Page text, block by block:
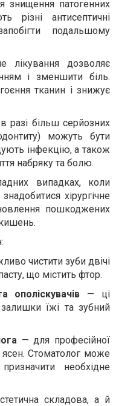
знищення патогенних
різні антисептичні
подальшому
лікування дозволяє
і зменшити біль.
тканин і знижує
разі більш серйозних
можуть бути
інфекцію, а також
набряку та болю.
випадках, коли
хірургічне
пошкоджених
чистити зуби двічі
що містить фтор.
ополіскувачів — ці
їжі та зубний
— для професійної
ясен. Стоматолог може
необхідне
складова, а й